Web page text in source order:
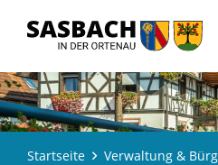
Startseite Verwaltung &